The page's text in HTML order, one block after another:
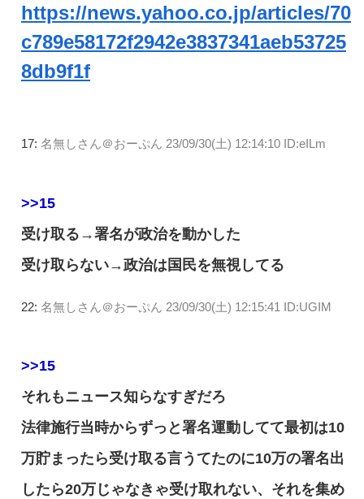
https://news.yahoo.co.jp/articles/70
c789e58172f2942e3837341aeb53725
8db9f1f
17: 名無しさん＠おーぷん 23/09/30(土) 12:14:10 ID:eILm
>>15
受け取る→署名が政治を動かした
受け取らない→政治は国民を無視してる
22: 名無しさん＠おーぷん 23/09/30(土) 12:15:41 ID:UGIM
>>15
それもニュース知らなすぎだろ
法律施行当時からずっと署名運動してて最初は10
万貯まったら受け取る言うてたのに10万の署名出
したら20万じゃなきゃ受け取れない、それを集め